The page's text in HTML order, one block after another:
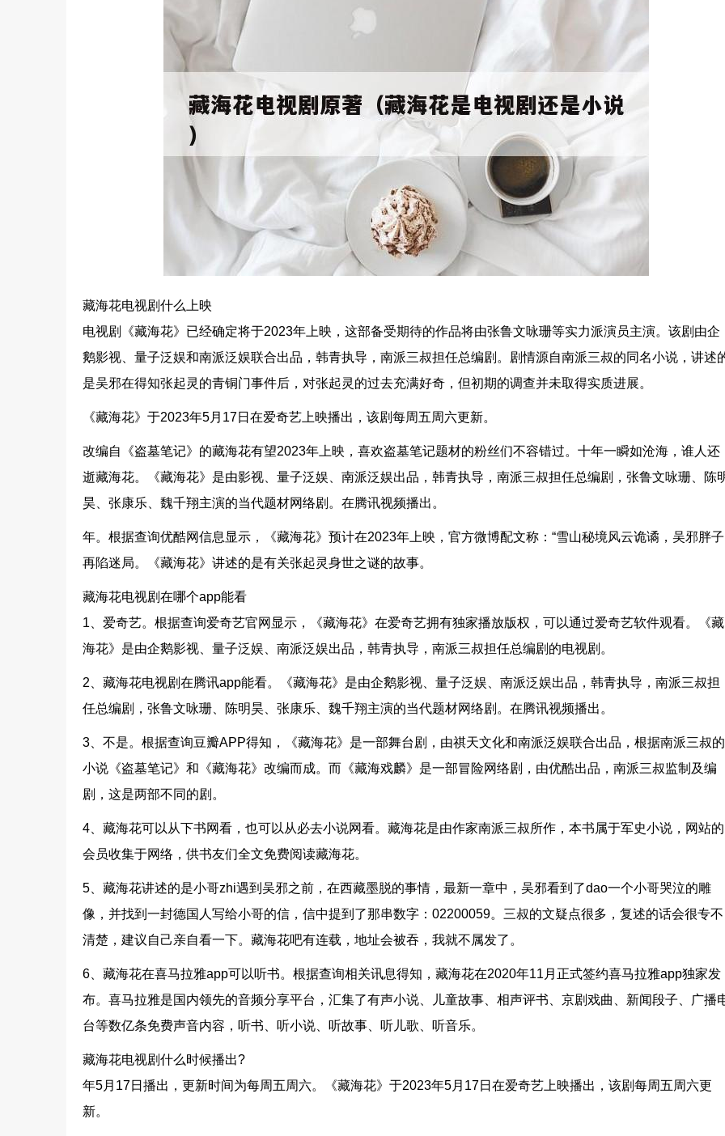
藏海花电视剧什么上映
电视剧《藏海花》已经确定将于2023年上映，这部备受期待的作品将由张鲁文咏珊等实力派演员主演。该剧由企
鹅影视、量子泛娱和南派泛娱联合出品，韩青执导，南派三叔担任总编剧。剧情源自南派三叔的同名小说，讲述
是吴邪在得知张起灵的青铜门事件后，对张起灵的过去充满好奇，但初期的调查并未取得实质进展。
《藏海花》于2023年5月17日在爱奇艺上映播出，该剧每周五周六更新。
改编自《盗墓笔记》的藏海花有望2023年上映，喜欢盗墓笔记题材的粉丝们不容错过。十年一瞬如沧海，谁人还
逝藏海花。《藏海花》是由影视、量子泛娱、南派泛娱出品，韩青执导，南派三叔担任总编剧，张鲁文咏珊、陈
昊、张康乐、魏千翔主演的当代题材网络剧。在腾讯视频播出。
年。根据查询优酷网信息显示，《藏海花》预计在2023年上映，官方微博配文称：“雪山秘境风云诡谲，吴邪胖子
再陷迷局。《藏海花》讲述的是有关张起灵身世之谜的故事。
藏海花电视剧在哪个app能看
1、爱奇艺。根据查询爱奇艺官网显示，《藏海花》在爱奇艺拥有独家播放版权，可以通过爱奇艺软件观看。《藏
海花》是由企鹅影视、量子泛娱、南派泛娱出品，韩青执导，南派三叔担任总编剧的电视剧。
2、藏海花电视剧在腾讯app能看。《藏海花》是由企鹅影视、量子泛娱、南派泛娱出品，韩青执导，南派三叔担
任总编剧，张鲁文咏珊、陈明昊、张康乐、魏千翔主演的当代题材网络剧。在腾讯视频播出。
3、不是。根据查询豆瓣APP得知，《藏海花》是一部舞台剧，由祺天文化和南派泛娱联合出品，根据南派三叔的
小说《盗墓笔记》和《藏海花》改编而成。而《藏海戏麟》是一部冒险网络剧，由优酷出品，南派三叔监制及编
剧，这是两部不同的剧。
4、藏海花可以从下书网看，也可以从必去小说网看。藏海花是由作家南派三叔所作，本书属于军史小说，网站的
会员收集于网络，供书友们全文免费阅读藏海花。
5、藏海花讲述的是小哥zhi遇到吴邪之前，在西藏墨脱的事情，最新一章中，吴邪看到了dao一个小哥哭泣的雕
像，并找到一封德国人写给小哥的信，信中提到了那串数字：02200059。三叔的文疑点很多，复述的话会很专不
清楚，建议自己亲自看一下。藏海花吧有连载，地址会被吞，我就不属发了。
6、藏海花在喜马拉雅app可以听书。根据查询相关讯息得知，藏海花在2020年11月正式签约喜马拉雅app独家发
布。喜马拉雅是国内领先的音频分享平台，汇集了有声小说、儿童故事、相声评书、京剧戏曲、新闻段子、广播
台等数亿条免费声音内容，听书、听小说、听故事、听儿歌、听音乐。
藏海花电视剧什么时候播出?
年5月17日播出，更新时间为每周五周六。《藏海花》于2023年5月17日在爱奇艺上映播出，该剧每周五周六更
新。